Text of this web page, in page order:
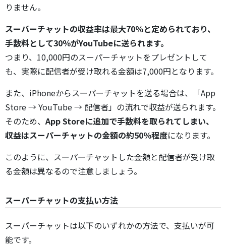
りません。
スーパーチャットの収益率は最大70％と定められており、
手数料として30％がYouTubeに送られます。
つまり、10,000円のスーパーチャットをプレゼントして
も、実際に配信者が受け取れる金額は7,000円となります。
また、iPhoneからスーパーチャットを送る場合は、「App
Store → YouTube → 配信者」の流れで収益が送られます。
そのため、App Storeに追加で手数料を取られてしまい、
収益はスーパーチャットの金額の約50％程度になります。
このように、スーパーチャットした金額と配信者が受け取
る金額は異なるので注意しましょう。
スーパーチャットの支払い方法
スーパーチャットは以下のいずれかの方法で、支払いが可
能です。